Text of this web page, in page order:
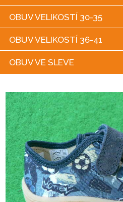
OBUV VELIKOSTÍ 30-35
OBUV VELIKOSTÍ 36-41
OBUV VE SLEVE